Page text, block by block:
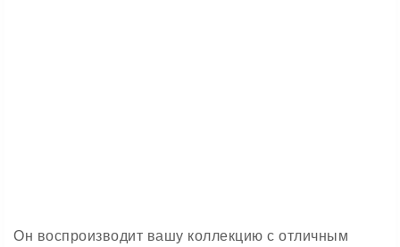
Он воспроизводит вашу коллекцию с отличным